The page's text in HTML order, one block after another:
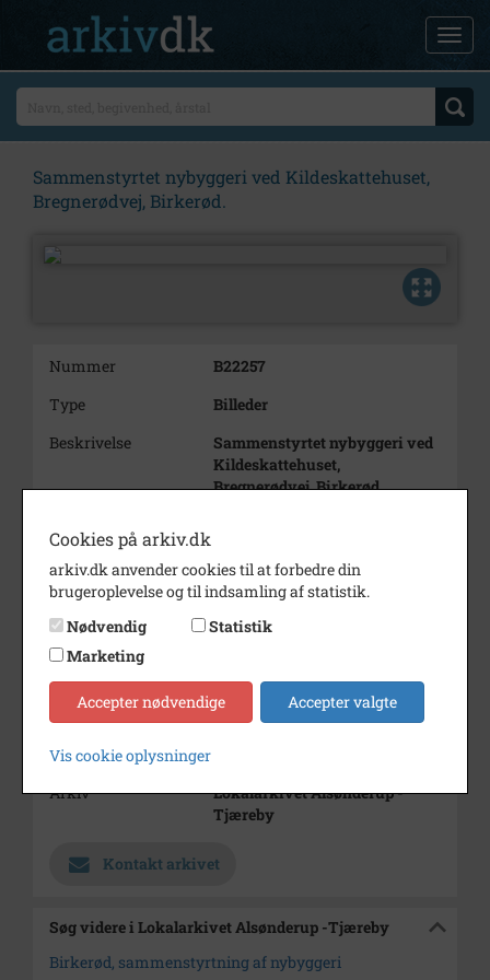
Sammenstyrtet nybyggeri ved Kildeskattehuset,
Bregnerødvej, Birkerød.
Nummer
B22257
Type
Billeder
Beskrivelse
Sammenstyrtet nybyggeri ved
Kildeskattehuset,
Bregnerødvej, Birkerød.
Årstal
1971
Dateringsnote
3/2 1971
Fotograf
Jørgen Rubæk Hansen
Se på kort
Type
Sogn (1000-2050)
Enhed
Arkiv
Lokalarkivet Alsønderup -
Tjæreby
Kontakt arkivet
Søg videre i Lokalarkivet Alsønderup -Tjæreby
Birkerød, sammenstyrtning af nybyggeri
Cookies på arkiv.dk
arkiv.dk anvender cookies til at forbedre din
brugeroplevelse og til indsamling af statistik.
Nødvendig
Statistik
Marketing
Accepter nødvendige Accepter valgte
Vis cookie oplysninger